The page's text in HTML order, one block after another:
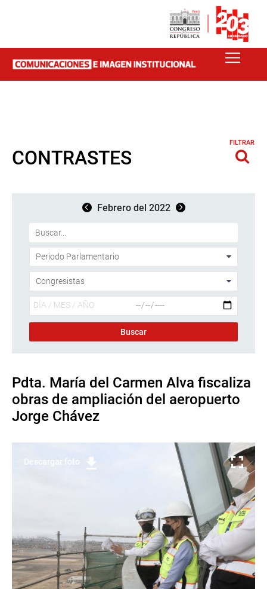
CONTRASTES
FILTRAR
Febrero del 2022
Pdta. María del Carmen Alva fiscaliza
obras de ampliación del aeropuerto
Jorge Chávez
Descargar foto